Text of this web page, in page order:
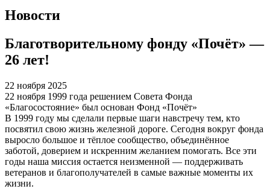
Новости
Благотворительному фонду «Почёт» —
26 лет!
22 ноября 2025
22 ноября 1999 года решением Совета Фонда
«Благосостояние» был основан Фонд «Почёт»
В 1999 году мы сделали первые шаги навстречу тем, кто
посвятил свою жизнь железной дороге. Сегодня вокруг фонда
выросло большое и тёплое сообщество, объединённое
заботой, доверием и искренним желанием помогать. Все эти
годы наша миссия остается неизменной — поддерживать
ветеранов и благополучателей в самые важные моменты их
жизни.